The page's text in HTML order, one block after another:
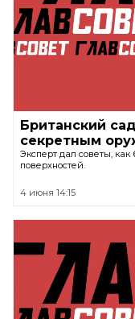
Британский
секретным
Эксперт дал советы,
поверхностей.
4 июня 14:15